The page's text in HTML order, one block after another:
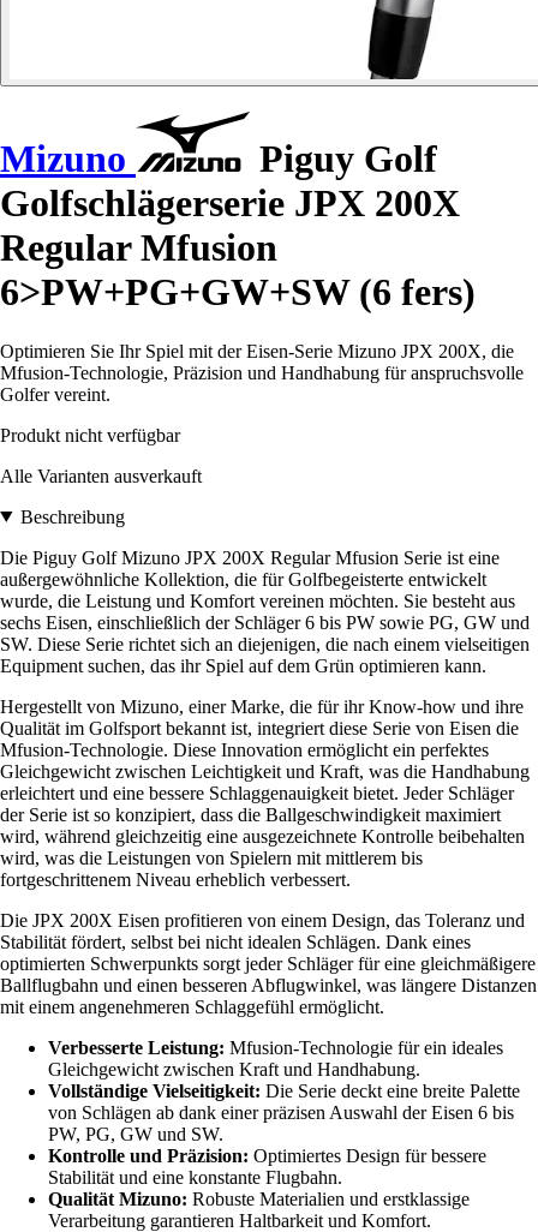
Mizuno
Piguy Golf
Golfschlägerserie JPX 200X
Regular Mfusion
6>PW+PG+GW+SW (6 fers)
Optimieren Sie Ihr Spiel mit der Eisen-Serie Mizuno JPX 200X, die
Mfusion-Technologie, Präzision und Handhabung für anspruchsvolle
Golfer vereint.
Produkt nicht verfügbar
Alle Varianten ausverkauft
Beschreibung
Die Piguy Golf Mizuno JPX 200X Regular Mfusion Serie ist eine
außergewöhnliche Kollektion, die für Golfbegeisterte entwickelt
wurde, die Leistung und Komfort vereinen möchten. Sie besteht aus
sechs Eisen, einschließlich der Schläger 6 bis PW sowie PG, GW und
SW. Diese Serie richtet sich an diejenigen, die nach einem vielseitigen
Equipment suchen, das ihr Spiel auf dem Grün optimieren kann.
Hergestellt von Mizuno, einer Marke, die für ihr Know-how und ihre
Qualität im Golfsport bekannt ist, integriert diese Serie von Eisen die
Mfusion-Technologie. Diese Innovation ermöglicht ein perfektes
Gleichgewicht zwischen Leichtigkeit und Kraft, was die Handhabung
erleichtert und eine bessere Schlaggenauigkeit bietet. Jeder Schläger
der Serie ist so konzipiert, dass die Ballgeschwindigkeit maximiert
wird, während gleichzeitig eine ausgezeichnete Kontrolle beibehalten
wird, was die Leistungen von Spielern mit mittlerem bis
fortgeschrittenem Niveau erheblich verbessert.
Die JPX 200X Eisen profitieren von einem Design, das Toleranz und
Stabilität fördert, selbst bei nicht idealen Schlägen. Dank eines
optimierten Schwerpunkts sorgt jeder Schläger für eine gleichmäßigere
Ballflugbahn und einen besseren Abflugwinkel, was längere Distanzen
mit einem angenehmeren Schlaggefühl ermöglicht.
Verbesserte Leistung: Mfusion-Technologie für ein ideales
Gleichgewicht zwischen Kraft und Handhabung.
Vollständige Vielseitigkeit: Die Serie deckt eine breite Palette
von Schlägen ab dank einer präzisen Auswahl der Eisen 6 bis
PW, PG, GW und SW.
Kontrolle und Präzision: Optimiertes Design für bessere
Stabilität und eine konstante Flugbahn.
Qualität Mizuno: Robuste Materialien und erstklassige
Verarbeitung garantieren Haltbarkeit und Komfort.